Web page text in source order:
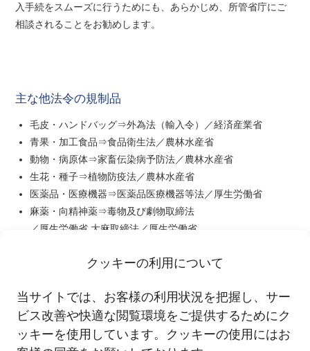
クッキーの利用について
当サイトでは、お客様の利用状況を把握し、サー
ビス改善や快適な閲覧環境をご提供するためにク
ッキーを使用しています。クッキーの使用にはお
入手続をスムーズに行うためにも、あらかじめ、所管省庁にご
相談されることをお勧めします。
主な他法令の規制品
毛皮・ハンドバッグ⇒外為法（輸入令） ／経済産業省
青果・加工食品⇒食品衛生法／農林水産省
動物・病原体⇒家畜伝染病予防法／農林水産省
生花・種子⇒植物防疫法／農林水産省
医薬品・医療機器⇒医薬品医療機器等法／厚生労働省
麻薬・向精神薬⇒毒物及び劇物取締法
／厚生労働省 大麻取締法／厚生労働省